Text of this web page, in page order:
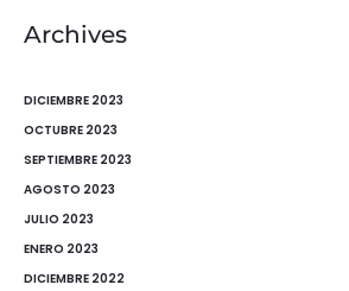
Archives
DICIEMBRE 2023
OCTUBRE 2023
SEPTIEMBRE 2023
AGOSTO 2023
JULIO 2023
ENERO 2023
DICIEMBRE 2022